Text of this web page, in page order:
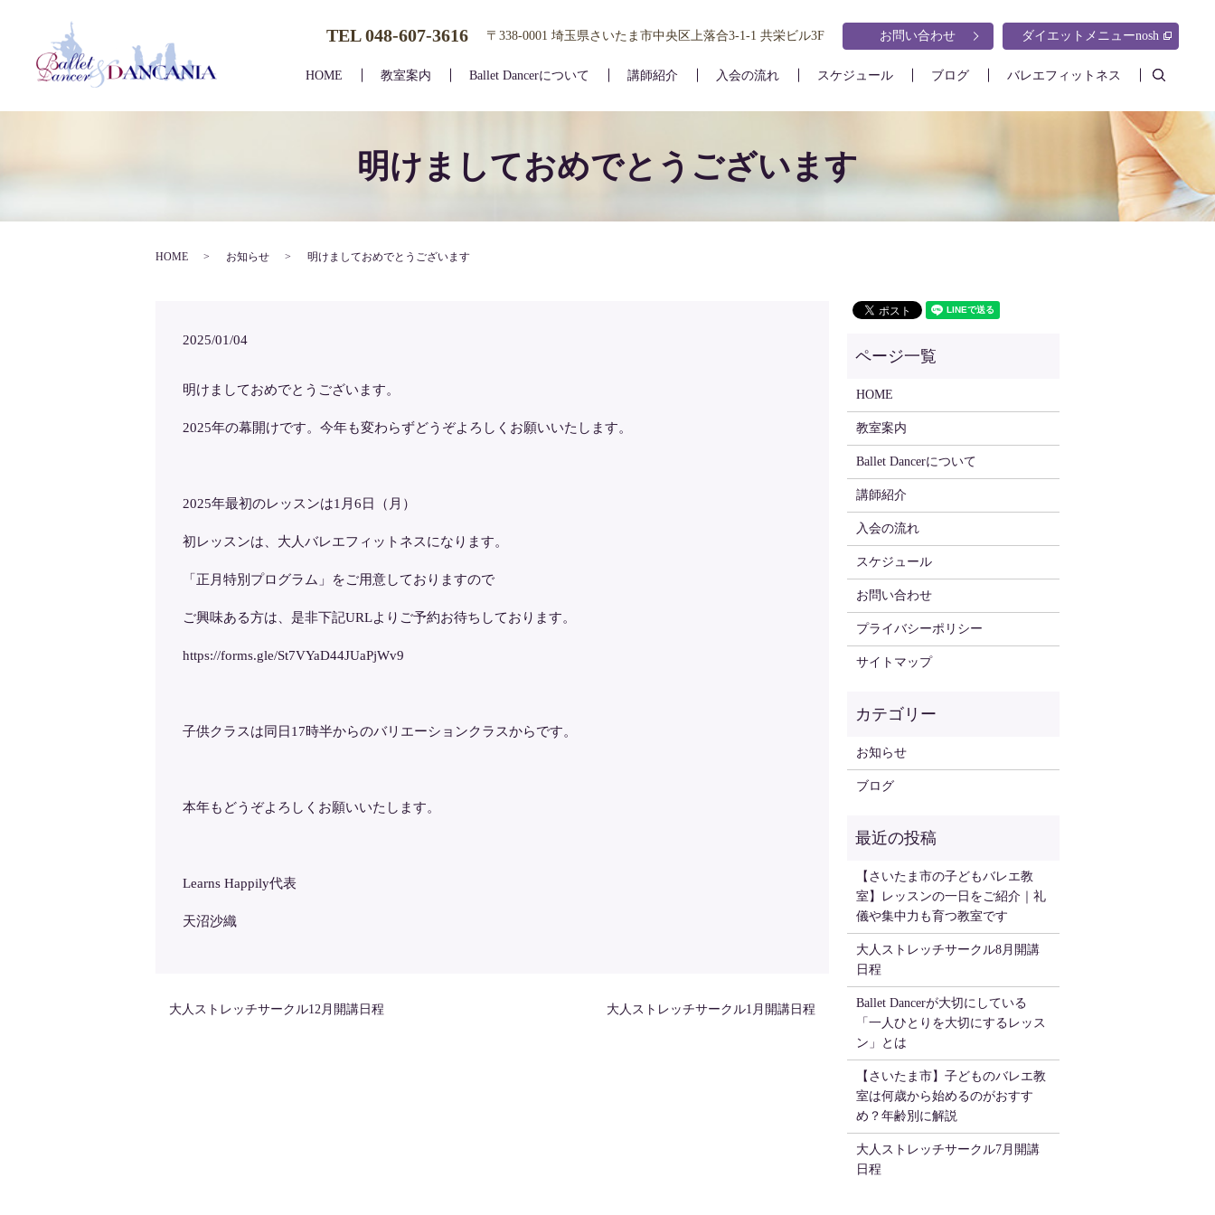
HOME 教室案内 Ballet Dancerについて 講師紹介 入会の流れ スケジュール ブログ バレエフィットネス search
TEL 048-607-3616 〒338-0001 埼玉県さいたま市中央区上落合3-1-1 共栄ビル3F お問い合わせ ダイエットメニューnosh
明けましておめでとうございます
HOME お知らせ 明けましておめでとうございます
2025/01/04
明けましておめでとうございます。
2025年の幕開けです。今年も変わらずどうぞよろしくお願いいたします。
2025年最初のレッスンは1月6日（月）
初レッスンは、大人バレエフィットネスになります。
「正月特別プログラム」をご用意しておりますので
ご興味ある方は、是非下記URLよりご予約お待ちしております。
https://forms.gle/St7VYaD44JUaPjWv9
子供クラスは同日17時半からのバリエーションクラスからです。
本年もどうぞよろしくお願いいたします。
Learns Happily代表
天沼沙織
大人ストレッチサークル12月開講日程 大人ストレッチサークル1月開講日程
HOME
教室案内
Ballet Dancerについて
講師紹介
入会の流れ
スケジュール
お問い合わせ
プライバシーポリシー
サイトマップ
お知らせ
ブログ
【さいたま市の子どもバレエ教
室】レッスンの一日をご紹介｜礼
儀や集中力も育つ教室です
大人ストレッチサークル8月開講
日程
Ballet Dancerが大切にしている
「一人ひとりを大切にするレッス
ン」とは
【さいたま市】子どものバレエ教
室は何歳から始めるのがおすす
め？年齢別に解説
大人ストレッチサークル7月開講
日程